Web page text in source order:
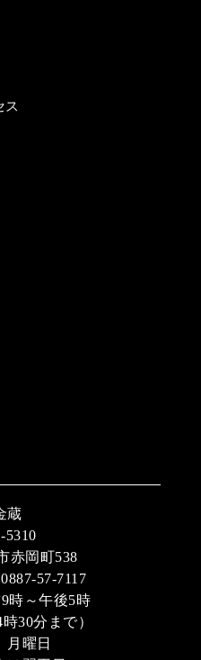
ス
蔵
5310
赤岡町538
57-7117
時～午後5時
30分まで）
曜日